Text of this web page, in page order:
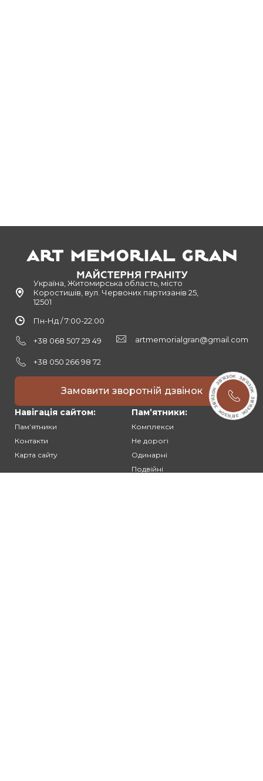
Україна, Житомирська область, місто
Коростишів, вул. Червоних партизанів 25,
12501
Пн-Нд / 7:00-22:00
+38 068 507 29 49
+38 050 266 98 72
artmemorialgran@gmail.com
Замовити зворотній дзвінок
Навігація сайтом:
Памʼятники
Контакти
Карта сайту
Памʼятники:
Комплекси
Не дорогі
Одинарні
Подвійні